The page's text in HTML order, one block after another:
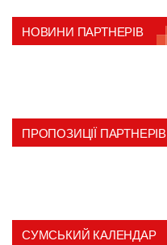
НОВИНИ ПАРТНЕРІВ
ПРОПОЗИЦІЇ ПАРТНЕРІВ
СУМСЬКИЙ КАЛЕНДАР